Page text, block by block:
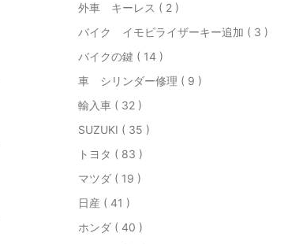
外車 キーレス ( 2 )
バイク イモビライザーキー追加 ( 3 )
バイクの鍵 ( 14 )
車 シリンダー修理 ( 9 )
輸入車 ( 32 )
SUZUKI ( 35 )
トヨタ ( 83 )
マツダ ( 19 )
日産 ( 41 )
ホンダ ( 40 )